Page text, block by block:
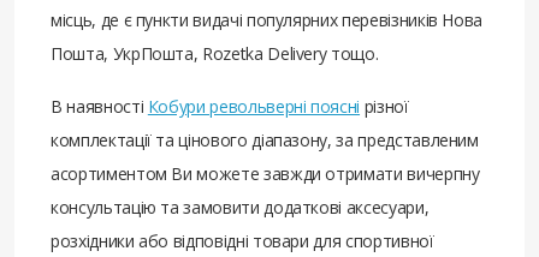
місць, де є пункти видачі популярних перевізників Нова
Пошта, УкрПошта, Rozetka Delivery тощо.
В наявності Кобури револьверні поясні різної
комплектації та цінового діапазону, за представленим
асортиментом Ви можете завжди отримати вичерпну
консультацію та замовити додаткові аксесуари,
розхідники або відповідні товари для спортивної